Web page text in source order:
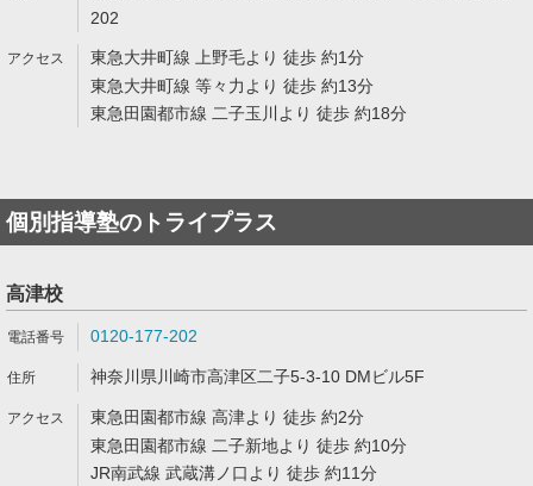
202
東急大井町線 上野毛より 徒歩 約1分
東急大井町線 等々力より 徒歩 約13分
東急田園都市線 二子玉川より 徒歩 約18分
個別指導塾のトライプラス
高津校
0120-177-202
神奈川県川崎市高津区二子5-3-10 DMビル5F
東急田園都市線 高津より 徒歩 約2分
東急田園都市線 二子新地より 徒歩 約10分
JR南武線 武蔵溝ノ口より 徒歩 約11分